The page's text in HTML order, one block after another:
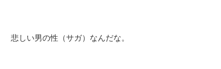
悲しい男の性（サガ）なんだな。